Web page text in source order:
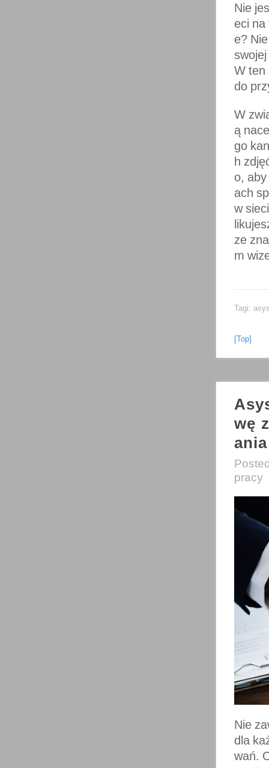
Nie
eci
e?
W ten
do
W
ą
go
h
o,
ach
w
ze
m
Tagi:
[Top]
wę
ania
pracy
Nie
dla
wań.